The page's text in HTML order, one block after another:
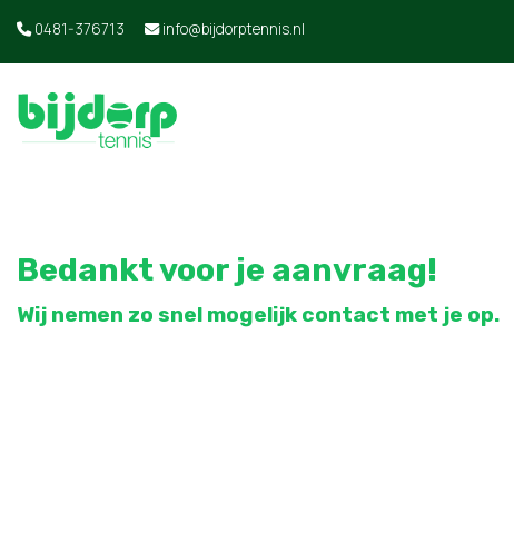
0481-376713 info@bijdorptennis.nl
Bedankt voor je aanvraag!
Wij nemen zo snel mogelijk contact met je op.